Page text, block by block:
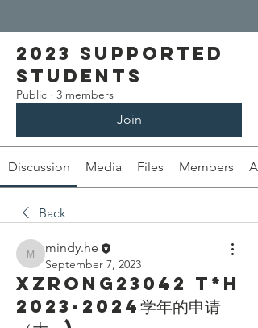
2023 Supported
Students
Public · 3 members
Join
Discussion Media Files Members
Back
mindy.he
mindy.he
September 7, 2023
XZRONG23042 T*H
2023-2024学年的申请